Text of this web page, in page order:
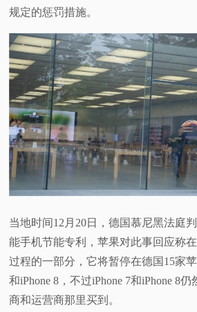
测
频
科
普
体
验
专
规定的惩罚措施。
当地时间12月20日，德国慕尼黑法庭
能手机节能专利，苹果对此事回应称
过程的一部分，它将暂停在德国15家
和iPhone 8，不过iPhone 7和iPhone 8
商和运营商那里买到。